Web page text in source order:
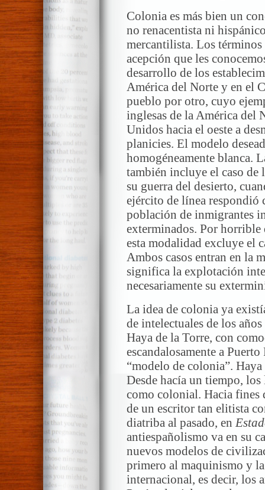
Colonia es más bien un
no renacentista ni
mercantilista. Los términos
acepción que les
desarrollo de los
América del Norte y en el
pueblo por otro, cuyo
inglesas de la América del
Unidos hacia el oeste a
planicies. El modelo
homogéneamente blanca.
también incluye el caso
su guerra del desierto,
ejército de línea respondió
población de inmigrantes
exterminados. Por horrible
esta modalidad excluye el
Ambos casos entran en la
significa la explotación
necesariamente su
La idea de colonia ya
de intelectuales de los
Haya de la Torre, con
escandalosamente a
“modelo de colonia”.
Desde hacía un tiempo,
como colonial. Hacia
de un escritor tan elitista
diatriba al pasado, en
antiespañolismo va en su
nuevos modelos de
primero al maquinismo y
internacional, es decir, los